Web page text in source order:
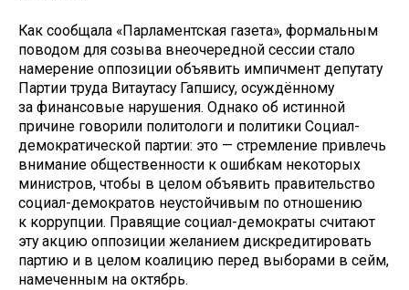
Как сообщала «Парламентская газета», формальным
поводом для созыва внеочередной сессии стало
намерение оппозиции объявить импичмент депутату
Партии труда Витаутасу Гапшису, осуждённому
за финансовые нарушения. Однако об истинной
причине говорили политологи и политики Социал-
демократической партии: это — стремление привлечь
внимание общественности к ошибкам некоторых
министров, чтобы в целом объявить правительство
социал-демократов неустойчивым по отношению
к коррупции. Правящие социал-демократы считают
эту акцию оппозиции желанием дискредитировать
партию и в целом коалицию перед выборами в сейм,
намеченным на октябрь.